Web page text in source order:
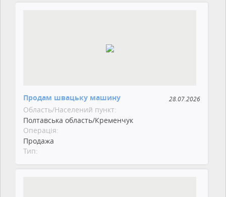
Продам швацьку машину 28.07.2026
Область/Населений пункт:
Полтавська область/Кременчук
Операція:
Продажа
Тип: